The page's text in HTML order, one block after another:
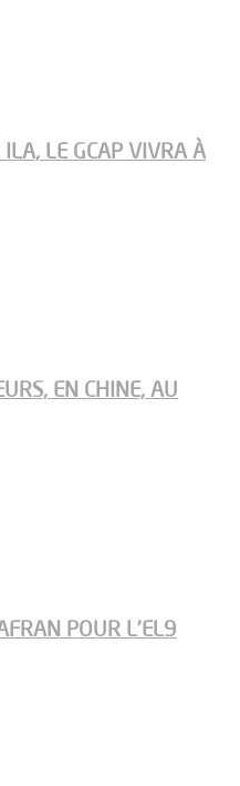
LE GCAP VIVRA À
EN CHINE, AU
POUR L’EL9